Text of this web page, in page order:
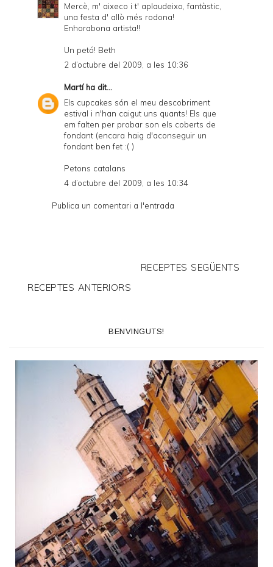
Mercè, m' aixeco i t' aplaudeixo, fantàstic,
una festa d' allò més rodona!
Enhorabona artista!!
Un petó! Beth
2 d’octubre del 2009, a les 10:36
Martíha dit...
Els cupcakes són el meu descobriment
estival i n'han caigut uns quants! Els que
em falten per probar son els coberts de
fondant (encara haig d'aconseguir un
fondant ben fet :( )
Petons catalans
4 d’octubre del 2009, a les 10:34
Publica un comentari a l'entrada
RECEPTES SEGÜENTS
RECEPTES ANTERIORS
BENVINGUTS!